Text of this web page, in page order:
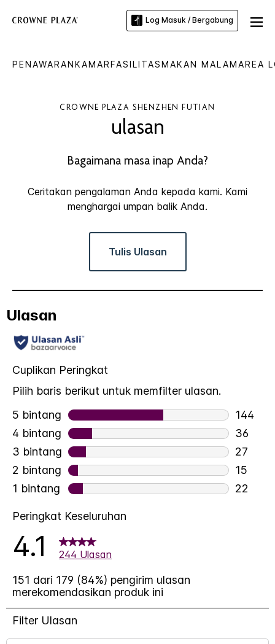
Log Masuk / Bergabung
PENAWARANKAMARFASILITASMAKAN MALAMAREA
CROWNE PLAZA SHENZHEN FUTIAN
ulasan
Bagaimana masa inap Anda?
Ceritakan pengalaman Anda kepada kami. Kami
menghargai umpan balik Anda.
Tulis Ulasan